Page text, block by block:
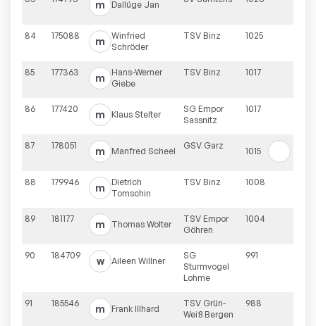
m Dallüge Jan
84 175088 m
Winfried
Schröder
TSV Binz 1025
85 177363 m
Hans-Werner
Giebe
TSV Binz 1017
86 177420 m Klaus Stelter
SG Empor
Sassnitz
1017
87 178051 m Manfred Scheel
GSV Garz
1015
88 179946 m
Dietrich
Tomschin
TSV Binz 1008
89 181177 m Thomas Wolter
TSV Empor
Göhren
1004
90 184709 w Aileen Willner
SG
Sturmvogel
Lohme
991
91 185546 m Frank Illhard
TSV Grün-
Weiß Bergen
988